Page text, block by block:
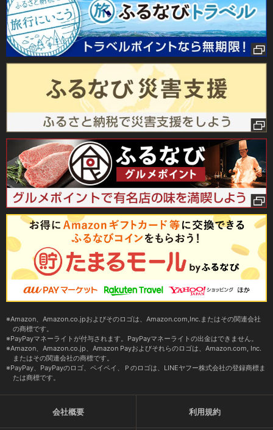
Amazon、Amazon.co.jpおよびそのロゴは、Amazon.com,Inc.またはその関連会社
の商標です。
PayPayマネーライトが付与されます。PayPayマネーライトの出金はできません。
Amazon、Amazon.co.jp、Amazon Payおよびそれらのロゴは、Amazon.com, Inc.
またはその関連会社の商標です。
PayPay、PayPayのロゴ、ペイペイ、Ｐのロゴは、LINEヤフー株式会社の登録商標ま
たは商標です。
会社概要 利用規約